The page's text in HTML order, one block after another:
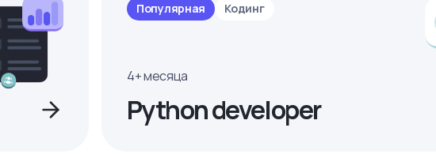
Популярная Кодинг
4+ месяца
Python developer